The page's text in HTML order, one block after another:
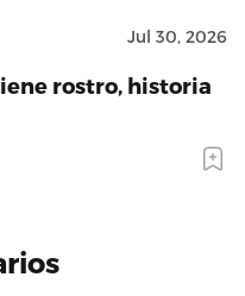
Jul 30, 2026
rostro, historia